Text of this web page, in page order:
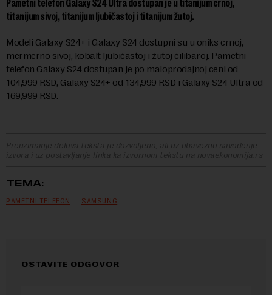
Pametni telefon Galaxy S24 Ultra dostupan je u titanijum crnoj,
titanijum sivoj, titanijum ljubičastoj i titanijum žutoj.
Modeli Galaxy S24+ i Galaxy S24 dostupni su u oniks crnoj,
mermerno sivoj, kobalt ljubičastoj i žutoj ćilibaroj. Pametni
telefon Galaxy S24 dostupan je po maloprodajnoj ceni od
104,999 RSD, Galaxy S24+ od 134,999 RSD i Galaxy S24 Ultra od
169,999 RSD.
Preuzimanje delova teksta je dozvoljeno, ali uz obavezno navođenje
izvora i uz postavljanje linka ka izvornom tekstu na novaekonomija.rs
TEMA:
PAMETNI TELEFON SAMSUNG
OSTAVITE ODGOVOR